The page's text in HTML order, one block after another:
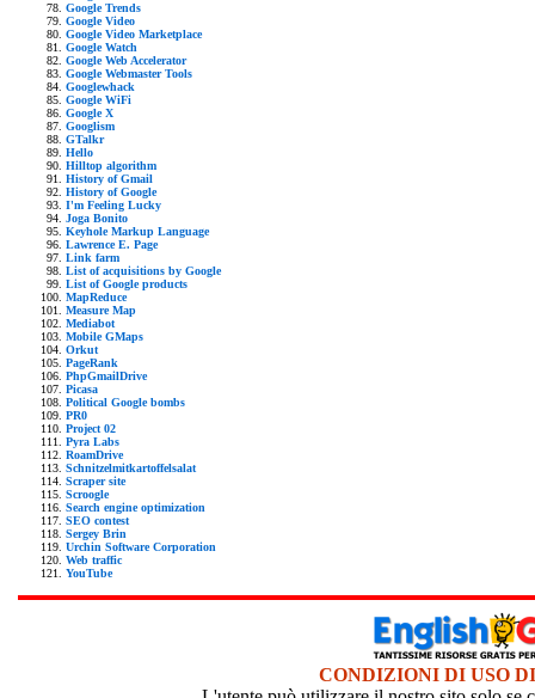
Google Trends
Google Video
Google Video Marketplace
Google Watch
Google Web Accelerator
Google Webmaster Tools
Googlewhack
Google WiFi
Google X
Googlism
GTalkr
Hello
Hilltop algorithm
History of Gmail
History of Google
I'm Feeling Lucky
Joga Bonito
Keyhole Markup Language
Lawrence E. Page
Link farm
List of acquisitions by Google
List of Google products
MapReduce
Measure Map
Mediabot
Mobile GMaps
Orkut
PageRank
PhpGmailDrive
Picasa
Political Google bombs
PR0
Project 02
Pyra Labs
RoamDrive
Schnitzelmitkartoffelsalat
Scraper site
Scroogle
Search engine optimization
SEO contest
Sergey Brin
Urchin Software Corporation
Web traffic
YouTube
CONDIZIONI DI USO